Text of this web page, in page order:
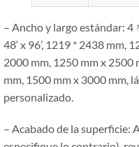
– Ancho y largo estándar: 4
48‘ x 96’, 1219 * 2438 mm,
2000 mm, 1250 mm x
mm, 1500 mm x 3000 mm,
personalizado.
– Acabado de la superficie: